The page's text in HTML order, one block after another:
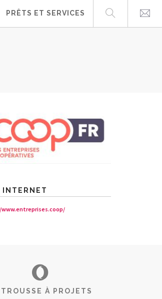
PRÊTS ET SERVICES
INTERNET
TROUSSE À PROJETS